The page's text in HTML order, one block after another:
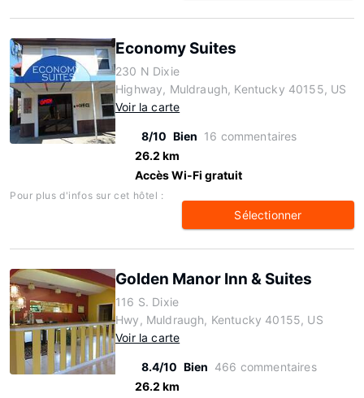
Economy Suites
230 N Dixie
Highway, Muldraugh, Kentucky 40155, US
Voir la carte
8/10 Bien 16 commentaires
26.2 km
Accès Wi-Fi gratuit
Pour plus d'infos sur cet hôtel :
Sélectionner
Golden Manor Inn & Suites
116 S. Dixie
Hwy, Muldraugh, Kentucky 40155, US
Voir la carte
8.4/10 Bien 466 commentaires
26.2 km